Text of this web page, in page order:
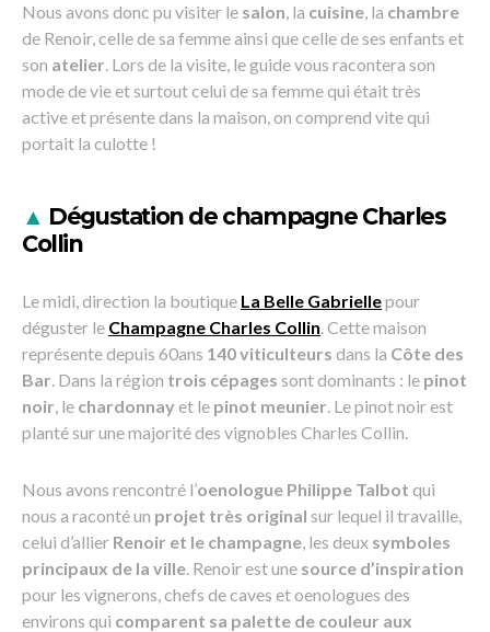
Nous avons donc pu visiter le salon, la cuisine, la chambre
de Renoir, celle de sa femme ainsi que celle de ses enfants et
son atelier. Lors de la visite, le guide vous racontera son
mode de vie et surtout celui de sa femme qui était très
active et présente dans la maison, on comprend vite qui
portait la culotte !
▲ Dégustation de champagne Charles
Collin
Le midi, direction la boutique La Belle Gabriellepour
déguster le Champagne Charles Collin. Cette maison
représente depuis 60ans 140 viticulteurs dans la Côte des
Bar. Dans la région trois cépages sont dominants : le pinot
noir, le chardonnay et le pinot meunier. Le pinot noir est
planté sur une majorité des vignobles Charles Collin.
Nous avons rencontré l’oenologue Philippe Talbot qui
nous a raconté un projet très original sur lequel il travaille,
celui d’allier Renoir et le champagne, les deux symboles
principaux de la ville. Renoir est une source d’inspiration
pour les vignerons, chefs de caves et oenologues des
environs qui comparent sa palette de couleur aux